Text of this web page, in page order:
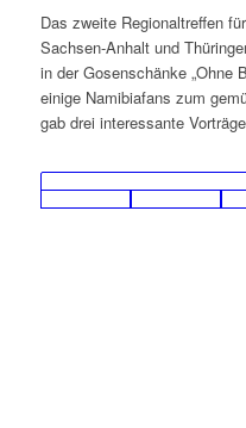
Das zweite Regionaltreffen
Sachsen-Anhalt und
in der Gosenschänke „Ohne
einige Namibiafans zum
gab drei interessante